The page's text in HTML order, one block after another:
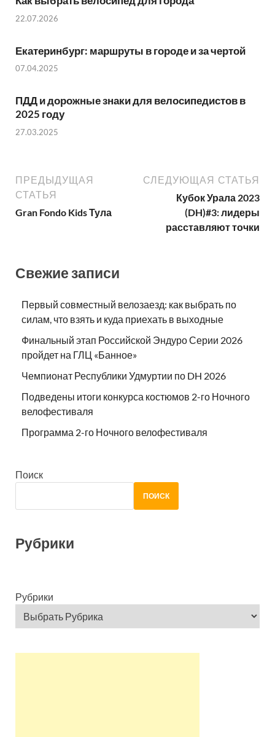
22.07.2026
Екатеринбург: маршруты в городе и за чертой
07.04.2025
ПДД и дорожные знаки для велосипедистов в
2025 году
27.03.2025
ПРЕДЫДУЩАЯ
СТАТЬЯ
Gran Fondo Kids Тула
СЛЕДУЮЩАЯ СТАТЬЯ
Кубок Урала 2023
(DH)#3: лидеры
расставляют точки
Свежие записи
Первый совместный велозаезд: как выбрать по
силам, что взять и куда приехать в выходные
Финальный этап Российской Эндуро Серии 2026
пройдет на ГЛЦ «Банное»
Чемпионат Республики Удмуртии по DH 2026
Подведены итоги конкурса костюмов 2-го Ночного
велофестиваля
Программа 2-го Ночного велофестиваля
Поиск
ПОИСК
Рубрики
Рубрики